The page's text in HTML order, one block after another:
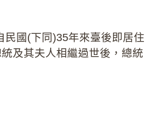
民國(下同)35年來臺後即居住
及其夫人相繼過世後，總統